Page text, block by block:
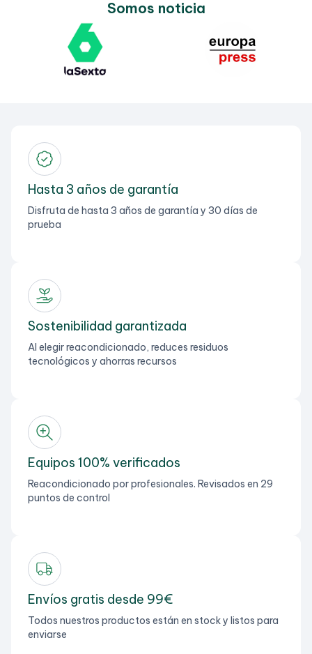
Somos noticia
Hasta 3 años de garantía
Disfruta de hasta 3 años de garantía y 30 días de
prueba
Sostenibilidad garantizada
Al elegir reacondicionado, reduces residuos
tecnológicos y ahorras recursos
Equipos 100% verificados
Reacondicionado por profesionales. Revisados en 29
puntos de control
Envíos gratis desde 99€
Todos nuestros productos están en stock y listos para
enviarse